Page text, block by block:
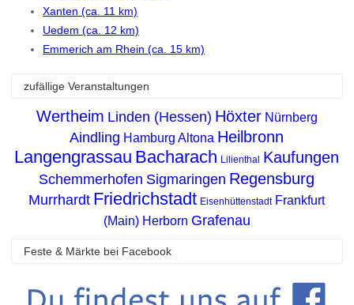
Xanten (ca. 11 km)
Uedem (ca. 12 km)
Emmerich am Rhein (ca. 15 km)
zufällige Veranstaltungen
Wertheim Linden (Hessen) Höxter Nürnberg
Aindling Hamburg Altona Heilbronn
Langengrassau Bacharach Lilienthal Kaufungen
Schemmerhofen Sigmaringen Regensburg
Murrhardt Friedrichstadt Eisenhüttenstadt Frankfurt
(Main) Herborn Grafenau
Feste & Märkte bei Facebook